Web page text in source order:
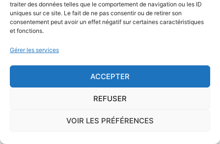
traiter des données telles que le comportement de navigation ou les ID
uniques sur ce site. Le fait de ne pas consentir ou de retirer son
consentement peut avoir un effet négatif sur certaines caractéristiques
et fonctions.
Gérer les services
ACCEPTER
REFUSER
VOIR LES PRÉFÉRENCES
Pour éviter l'apparition et la prolifération de mérule
dans un logement contenant du bois, des règles sont
à respecter lors de la construction de celui-ci.
contact direct entre le bois et le sol
l'étanchéité des façades et toitures ou encore
prévoir des aérations en sous-sol limitent les risques